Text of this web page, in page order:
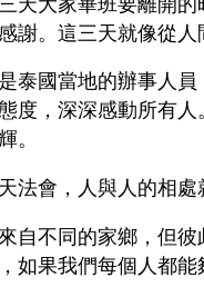
謝。這三天就像從
泰國當地的辦事人
度，深深感動所有
。
法會，人與人的相
自不同的家鄉，但
如果我們每個人都